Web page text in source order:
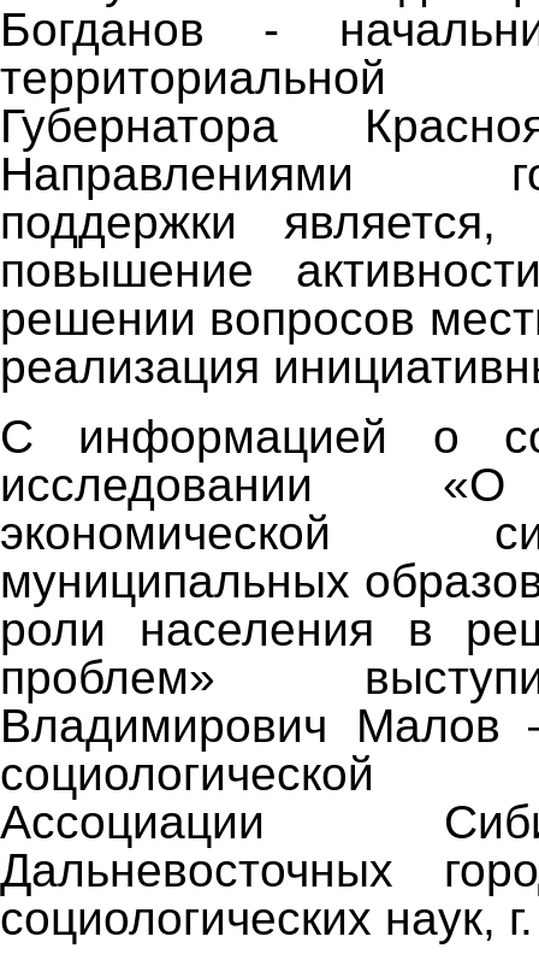
Богданов -
Губернатора
Направлениями
поддержки
повышение
решении вопросов
реализация
С информацией о
исследовании
экономической
муниципальных
роли населения в
проблем»
Владимирович Малов
социологической
Ассоциации
Дальневосточных
социологических наук,